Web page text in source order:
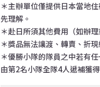
＊主辦單位僅提供日本當地
先理解。
＊赴日所須其他費用（如辦
＊獎品無法讓渡、轉賣、折
＊優勝小隊的隊員之中若有
由第2名小隊全隊4人遞補獲